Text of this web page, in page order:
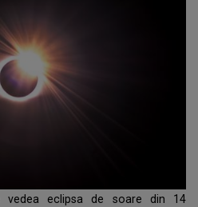
eclipsa de soare din 14